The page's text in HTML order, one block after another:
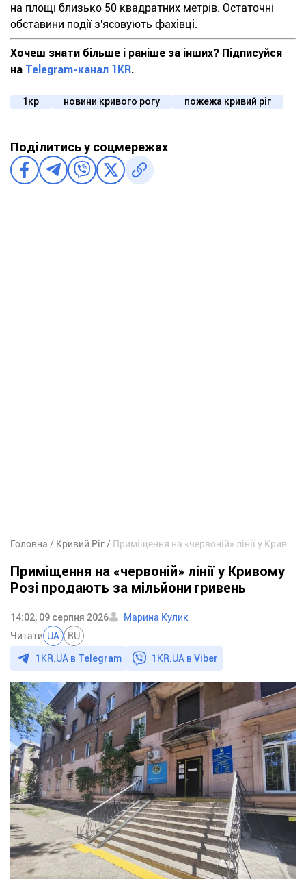
на площі близько 50 квадратних метрів. Остаточні
обставини події з'ясовують фахівці.
Хочеш знати більше і раніше за інших? Підписуйся
на Telegram-канал 1KR.
1кр новини кривого рогу пожежа кривий ріг
Поділитись у соцмережах
Головна Кривий Ріг
Приміщення на «червоній» лінії у Кривому
Розі продають за мільйони гривень
14:02, 09 серпня 2026
Марина Кулик
Читати UA RU
1KR.UA в Telegram 1KR.UA вViber